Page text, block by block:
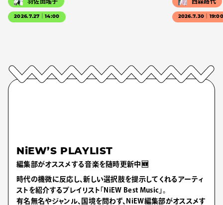
2026.7.27｜14:00 2026.7.30｜
NiEW’S PLAYLIST
編集部がオススメする音楽を随時更新中🆕
時代の機微に反応し、新しい選択肢を提示してくれるアーティ
ストを紹介するプレイリスト「NiEW Best Music」。
有名無名やジャンル、国境を問わず、NiEW編集部がオススメす